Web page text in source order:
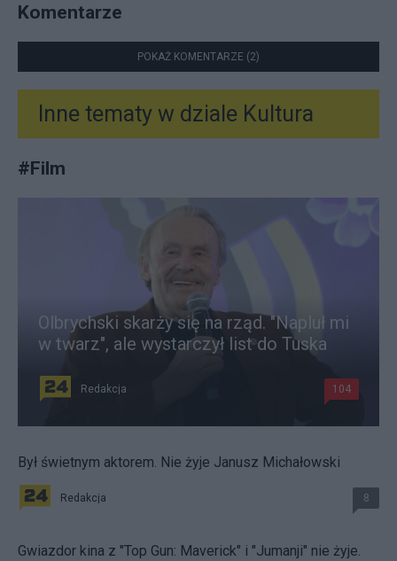
Komentarze
POKAŻ KOMENTARZE (2)
Inne tematy w dziale Kultura
#Film
Olbrychski skarży się na rząd. "Napluł mi
w twarz", ale wystarczył list do Tuska
Redakcja 104
Był świetnym aktorem. Nie żyje Janusz Michałowski
Redakcja 8
Gwiazdor kina z "Top Gun: Maverick" i "Jumanji" nie żyje.